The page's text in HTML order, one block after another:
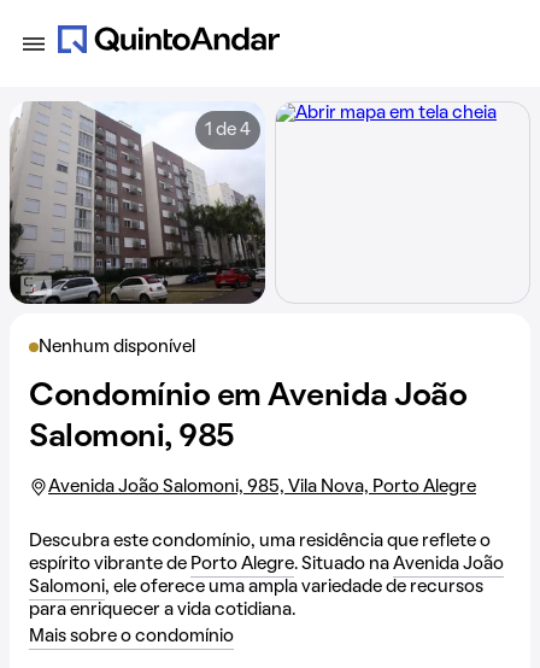
Nenhum disponível
Condomínio em Avenida João
Salomoni, 985
Avenida João Salomoni, 985, Vila Nova, Porto Alegre
Descubra este condomínio, uma residência que reflete o
espírito vibrante de Porto Alegre. Situado na Avenida João
Salomoni, ele oferece uma ampla variedade de recursos
para enriquecer a vida cotidiana.
Mais sobre o condomínio
1 de 4